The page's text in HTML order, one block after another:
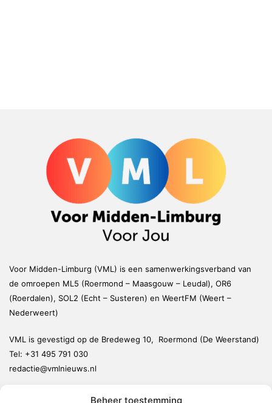
Beheer toestemming
Voor Midden-Limburg (VML) is een samenwerkingsverband van
de omroepen ML5 (Roermond – Maasgouw – Leudal), OR6
(Roerdalen), SOL2 (Echt – Susteren) en WeertFM (Weert –
Nederweert)
VML is gevestigd op de Bredeweg 10, Roermond (De Weerstand)
Tel: +31 495 791 030
redactie@vmlnieuws.nl